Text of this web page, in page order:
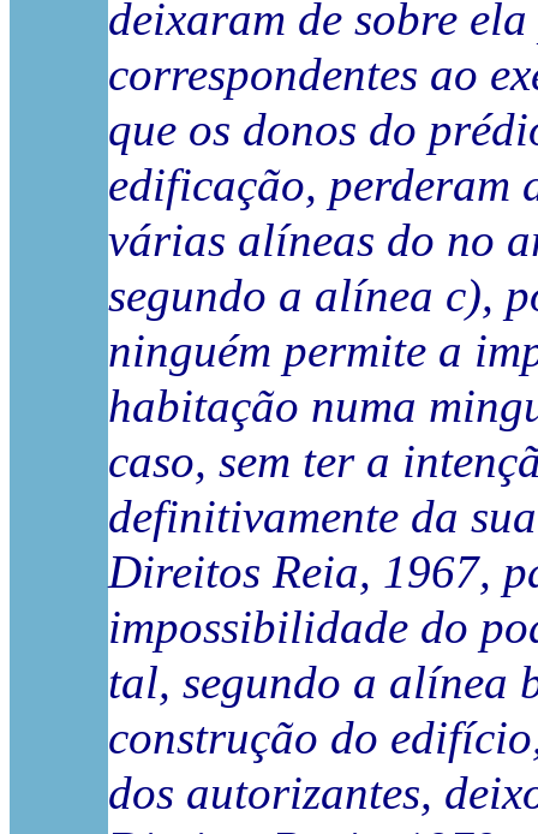
deixaram de sobre
correspondentes ao
que os donos do
edificação, perderam
várias alíneas do no
segundo a alínea c),
ninguém permite a
habitação numa
caso, sem ter a
definitivamente da
Direitos Reia, 1967,
impossibilidade do
tal, segundo a alínea
construção do
dos autorizantes,